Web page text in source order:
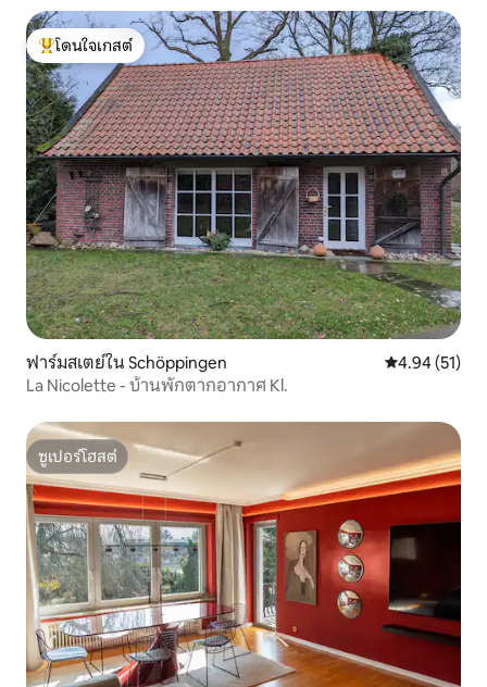
โดนใจเกสต์ที่สุด
โดนใจเกสต์
ฟาร์มสเตย์ใน Schöppingen คะแนนเฉลี่ย
4.94 (51)
La Nicolette - บ้านพักตากอากาศ Kl.
ซูเปอร์โฮสต์
ซูเปอร์โฮสต์